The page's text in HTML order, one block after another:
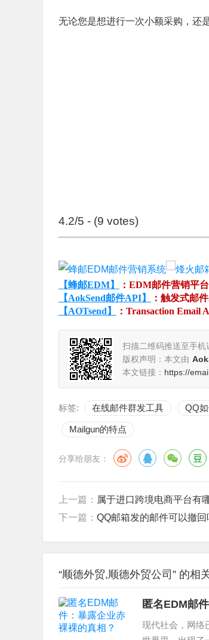
无论您是想进行一次小额采购，还
4.2/5 - (9 votes)
【蜂邮EDM】 ：EDM邮件营销平
【AokSend邮件API】
：触发式邮
【AOTsend】
：Transaction Email
扫描二维码推送至手机
版权声明：本文由
本文链接： https://
标签: 在线邮件群发工具 QQ
Mailgun的特点
分享给朋友：
上一篇： 属于进口跨境电商平台有
下一篇： QQ邮箱发的邮件可以撤回
“顺德外贸,顺德外贸公司” 的相
匿名EDM邮
现代社会，网络